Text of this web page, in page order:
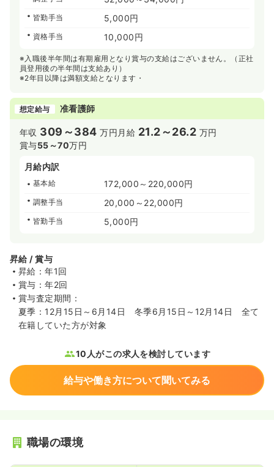
皆勤手当 5,000円
資格手当 10,000円
※入職後半年間は有期雇用となり賞与の支給はございません。（正社
員登用後の半年間は支給あり）
※2年目以降は満額支給となります・
想定給与 准看護師
年収 309～384 万円 月給 21.2～26.2 万円
賞与55～70万円
月給内訳
基本給 172,000～220,000円
調整手当 20,000～22,000円
皆勤手当 5,000円
昇給 / 賞与
昇給：年1回
賞与：年2回
賞与査定期間：
夏季：12月15日～6月14日 冬季6月15日～12月14日 全て
在籍していた方が対象
10人がこの求人を検討しています
給与や働き方について聞いてみる
職場の環境